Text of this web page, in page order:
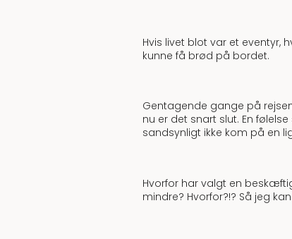
Hvis livet blot var et eventyr,
kunne få brød på bordet.
Gentagende gange på
nu er det snart slut. En
sandsynligt ikke kom på en
Hvorfor har valgt en
mindre? Hvorfor?!? Så jeg